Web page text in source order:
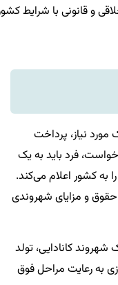
و قانونی با شرایط
نیاز، پرداخت
فرد باید به یک
به کشور اعلام می‌کند.
می٬شود و می‌تواند از تمامی حقوق و مزایای شهروندی
کانادایی، تولد
به رعایت مراحل فوق